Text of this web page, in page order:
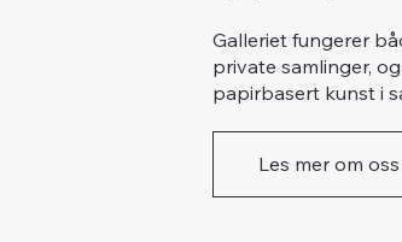
Galleriet fungerer
private samlinger,
papirbasert kunst i
Les mer om oss